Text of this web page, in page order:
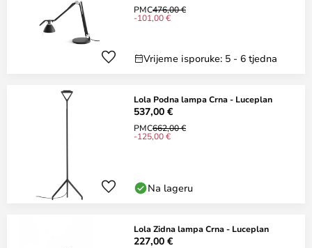
PMC476,00 €
-101,00 €
Vrijeme isporuke: 5 - 6 tjedna
Lola Podna lampa Crna - Luceplan
537,00 €
PMC662,00 €
-125,00 €
Na lageru
Lola Zidna lampa Crna - Luceplan
227,00 €